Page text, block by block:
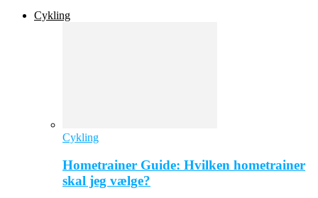
Cykling
Cykling
Hometrainer Guide: Hvilken hometrainer
skal jeg vælge?